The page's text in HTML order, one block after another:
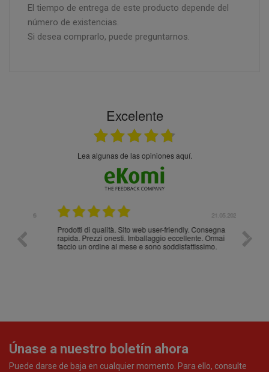
El tiempo de entrega de este producto depende del
número de existencias.
Si desea comprarlo, puede preguntarnos.
Excelente
Lea algunas de las opiniones aquí.
21.05.2026
Prodotti di qualità. Sito web user-friendly. Consegna
rapida. Prezzi onesti. Imballaggio eccellente. Ormai
faccio un ordine al mese e sono soddisfattissimo.
10/10
Únase a nuestro boletín ahora
Puede darse de baja en cualquier momento. Para ello, consulte